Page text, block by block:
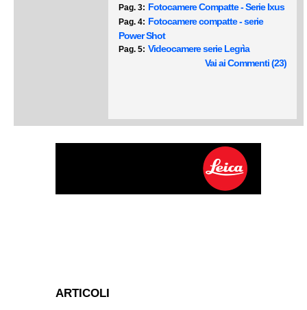
Pag. 3: Fotocamere Compatte - Serie Ixus
Pag. 4: Fotocamere compatte - serie
Power Shot
Pag. 5: Videocamere serie Legrìa
Vai ai Commenti (23)
ARTICOLI